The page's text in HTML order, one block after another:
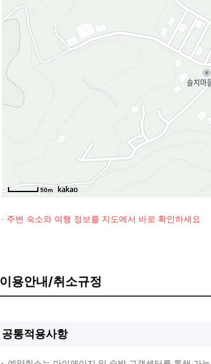
50m
· 주변 숙소와 여행 정보를 지도에서 바로 확인하세요
이용안내/취소규정
공통적용사항